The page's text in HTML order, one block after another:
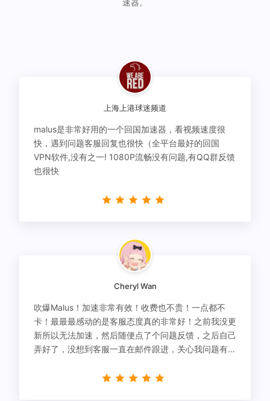
上海上港球迷频道
malus是非常好用的一个回国加速器，看视频速度很
快，遇到问题客服回复也很快（全平台最好的回国
VPN软件,没有之一! 1080P流畅没有问题,有QQ群反馈
也很快
Cheryl Wan
吹爆Malus！加速非常有效！收费也不贵！一点都不
卡！最最最感动的是客服态度真的非常好！之前我没更
新所以无法加速，然后随便点了个问题反馈，之后自己
弄好了，没想到客服一直在邮件跟进，关心我问题有没